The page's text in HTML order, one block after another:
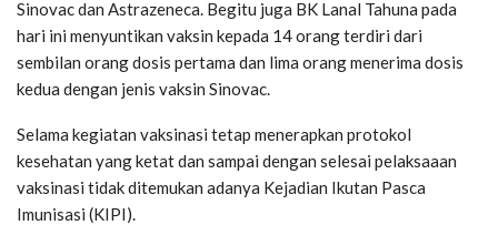
Sinovac dan Astrazeneca. Begitu juga BK Lanal Tahuna pada
hari ini menyuntikan vaksin kepada 14 orang terdiri dari
sembilan orang dosis pertama dan lima orang menerima dosis
kedua dengan jenis vaksin Sinovac.
Selama kegiatan vaksinasi tetap menerapkan protokol
kesehatan yang ketat dan sampai dengan selesai pelaksaaan
vaksinasi tidak ditemukan adanya Kejadian Ikutan Pasca
Imunisasi (KIPI).